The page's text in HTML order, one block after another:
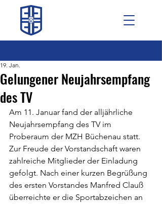
Gelungener Neujahrsempfang
des TV
19. Jan.
Am 11. Januar fand der alljährliche
Neujahrsempfang des TV im
Proberaum der MZH Büchenau statt.
Zur Freude der Vorstandschaft waren
zahlreiche Mitglieder der Einladung
gefolgt. Nach einer kurzen Begrüßung
des ersten Vorstandes Manfred Clauß
überreichte er die Sportabzeichen an